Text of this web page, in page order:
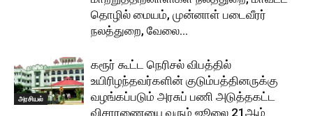
தொழில் மையம், முன்னாள் படைவீரர்
நலத்துறை, வேலை...
அரசியல்
கரூர் கூட்ட நெரிசல் விபத்தில்
உயிரிழந்தவர்களின் குடும்பத்தினருக்கு
வழங்கப்படும் அரசுப் பணி அடுத்தகட்ட
விசாரணையை வரும் ஜூலை 21ஆம்